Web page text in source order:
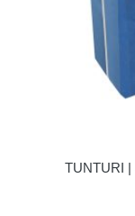
TUNTURI